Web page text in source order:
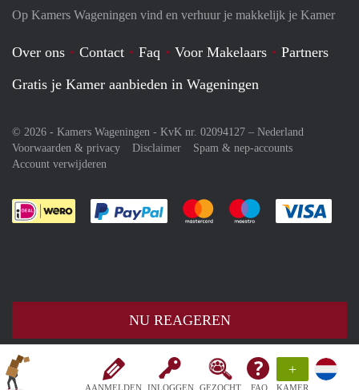
AANMELDEN INLOGGEN GEZOCHT FAQ
+
KAMER
NU REAGEREN
Op Kamers Wageningen vind en verhuur je makkelijk je Kamer
Over ons Contact Faq Voor Makelaars
Partners
Gratis je Kamer aanbieden in Wageningen
© 2026 - Kamers Wageningen - KvK nr. 02094127 – Nederland
Voorwaarden & privacy
Disclaimer
Spam & nep-accounts
Account verwijderen
Je rekent gemakkelijk af met Paypal
Je rekent gemakkelijk af met
Je rekent